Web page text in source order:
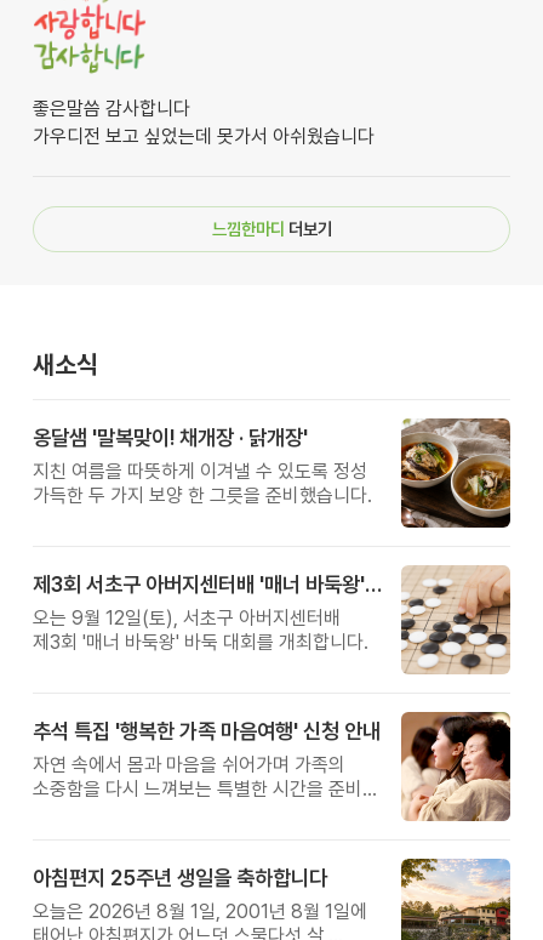
좋은말씀 감사합니다
가우디전 보고 싶었는데 못가서 아쉬웠습니다
느낌한마디 더보기
새소식
옹달샘 '말복맞이! 채개장 · 닭개장'
지친 여름을 따뜻하게 이겨낼 수 있도록 정성
가득한 두 가지 보양 한 그릇을 준비했습니다.
제3회 서초구 아버지센터배 '매너 바둑왕' 대회
오는 9월 12일(토), 서초구 아버지센터배
제3회 '매너 바둑왕' 바둑 대회를 개최합니다.
추석 특집 '행복한 가족 마음여행' 신청 안내
자연 속에서 몸과 마음을 쉬어가며 가족의
소중함을 다시 느껴보는 특별한 시간을 준비해
아침편지 25주년 생일을 축하합니다
오늘은 2026년 8월 1일, 2001년 8월 1일에